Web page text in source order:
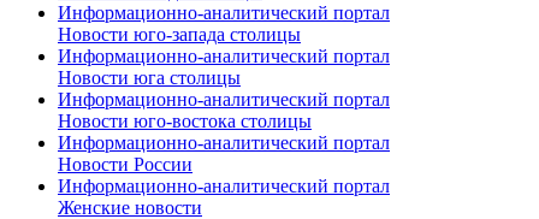
Информационно-аналитический портал
Новости юго-запада столицы
Информационно-аналитический портал
Новости юга столицы
Информационно-аналитический портал
Новости юго-востока столицы
Информационно-аналитический портал
Новости России
Информационно-аналитический портал
Женские новости